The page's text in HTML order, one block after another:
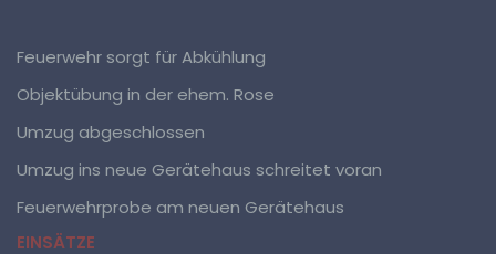
Feuerwehr sorgt für Abkühlung
Objektübung in der ehem. Rose
Umzug abgeschlossen
Umzug ins neue Gerätehaus schreitet voran
Feuerwehrprobe am neuen Gerätehaus
EINSÄTZE
Verarbeitung ist jeder mit oder ohne Hilfe
automatisierter Verfahren ausgeführte Vorgang oder
jede solche Vorgangsreihe im Zusammenhang mit
personenbezogenen Daten wie das Erheben, das
Erfassen, die Organisation, das Ordnen, die
Speicherung, die Anpassung oder Veränderung, das
Auslesen, das Abfragen, die Verwendung, die
Offenlegung durch Übermittlung, Verbreitung oder eine
andere Form der Bereitstellung, den Abgleich oder die